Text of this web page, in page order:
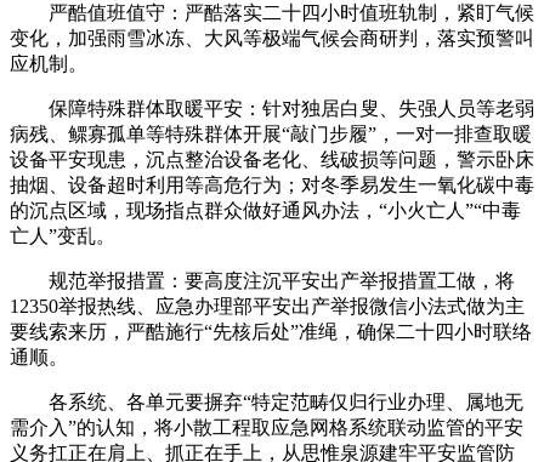
严酷值班值守：严酷落实二十四小时值班轨制，紧盯气候
变化，加强雨雪冰冻、大风等极端气候会商研判，落实预警叫
应机制。
保障特殊群体取暖平安：针对独居白叟、失强人员等老弱
病残、鳏寡孤单等特殊群体开展“敲门步履”，一对一排查取暖
设备平安现患，沉点整治设备老化、线破损等问题，警示卧床
抽烟、设备超时利用等高危行为；对冬季易发生一氧化碳中毒
的沉点区域，现场指点群众做好通风办法，“小火亡人”“中毒
亡人”变乱。
规范举报措置：要高度注沉平安出产举报措置工做，将
12350举报热线、应急办理部平安出产举报微信小法式做为主
要线索来历，严酷施行“先核后处”准绳，确保二十四小时联络
通顺。
各系统、各单元要摒弃“特定范畴仅归行业办理、属地无
需介入”的认知，将小散工程取应急网格系统联动监管的平安
义务扛正在肩上、抓正在手上，从思惟泉源建牢平安监管防